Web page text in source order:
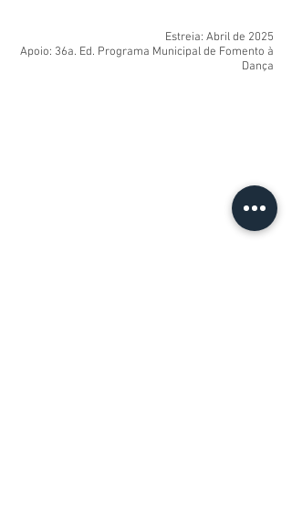
Estreia: Abril de 2025
Apoio: 36a. Ed. Programa Municipal de Fomento à
Dança